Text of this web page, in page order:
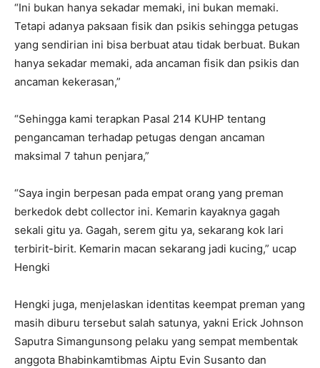
“Ini bukan hanya sekadar memaki, ini bukan memaki.
Tetapi adanya paksaan fisik dan psikis sehingga petugas
yang sendirian ini bisa berbuat atau tidak berbuat. Bukan
hanya sekadar memaki, ada ancaman fisik dan psikis dan
ancaman kekerasan,”
“Sehingga kami terapkan Pasal 214 KUHP tentang
pengancaman terhadap petugas dengan ancaman
maksimal 7 tahun penjara,”
“Saya ingin berpesan pada empat orang yang preman
berkedok debt collector ini. Kemarin kayaknya gagah
sekali gitu ya. Gagah, serem gitu ya, sekarang kok lari
terbirit-birit. Kemarin macan sekarang jadi kucing,” ucap
Hengki
Hengki juga, menjelaskan identitas keempat preman yang
masih diburu tersebut salah satunya, yakni Erick Johnson
Saputra Simangunsong pelaku yang sempat membentak
anggota Bhabinkamtibmas Aiptu Evin Susanto dan